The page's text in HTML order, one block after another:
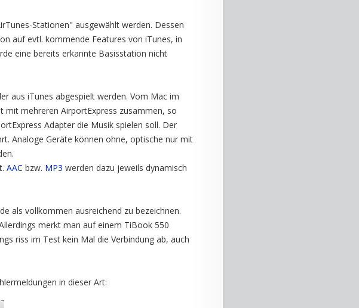
Stationen" ausgewählt werden. Dessen
auf evtl. kommende Features von iTunes, in
eine bereits erkannte Basisstation nicht
aus iTunes abgespielt werden. Vom Mac im
mit mehreren AirportExpress zusammen, so
Adapter die Musik spielen soll. Der
Analoge Geräte können ohne, optische nur mit
AAC bzw. MP3 werden dazu jeweils dynamisch
als vollkommen ausreichend zu bezeichnen.
merkt man auf einem TiBook 550
riss im Test kein Mal die Verbindung ab, auch
in dieser Art: